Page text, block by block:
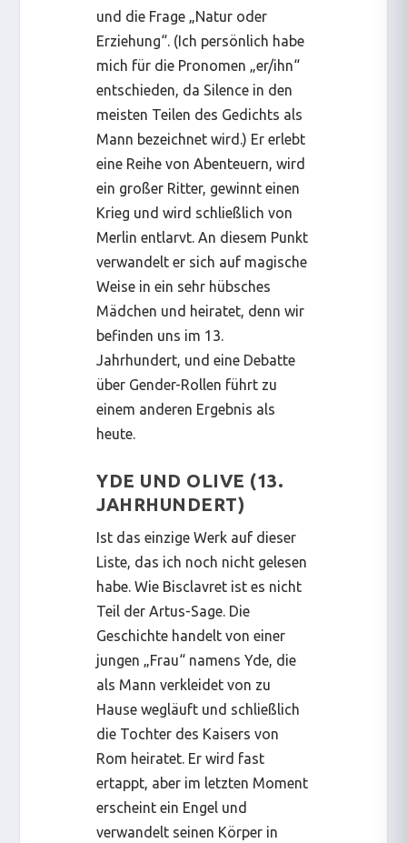
und die Frage „Natur oder
Erziehung“. (Ich persönlich habe
mich für die Pronomen „er/ihn“
entschieden, da Silence in den
meisten Teilen des Gedichts als
Mann bezeichnet wird.) Er erlebt
eine Reihe von Abenteuern, wird
ein großer Ritter, gewinnt einen
Krieg und wird schließlich von
Merlin entlarvt. An diesem Punkt
verwandelt er sich auf magische
Weise in ein sehr hübsches
Mädchen und heiratet, denn wir
befinden uns im 13.
Jahrhundert, und eine Debatte
über Gender-Rollen führt zu
einem anderen Ergebnis als
heute.
YDE UND OLIVE (13.
JAHRHUNDERT)
Ist das einzige Werk auf dieser
Liste, das ich noch nicht gelesen
habe. Wie Bisclavret ist es nicht
Teil der Artus-Sage. Die
Geschichte handelt von einer
jungen „Frau“ namens Yde, die
als Mann verkleidet von zu
Hause wegläuft und schließlich
die Tochter des Kaisers von
Rom heiratet. Er wird fast
ertappt, aber im letzten Moment
erscheint ein Engel und
verwandelt seinen Körper in